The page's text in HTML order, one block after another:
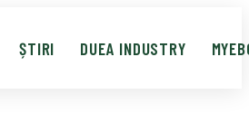
ȘTIRI DUEA INDUSTRY